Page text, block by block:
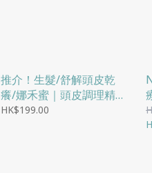
推介！生髮/舒解頭皮乾
癢/娜禾蜜｜頭皮調理精
華液 (60ML)
HK$199.00